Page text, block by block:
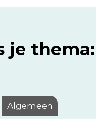
je thema:
Algemeen